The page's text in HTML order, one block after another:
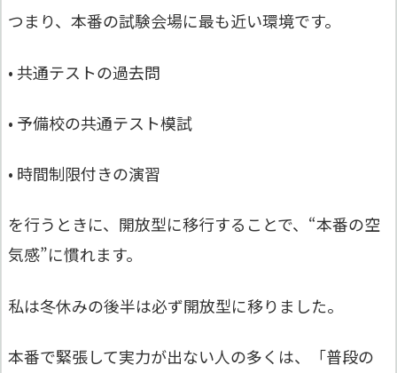
つまり、本番の試験会場に最も近い環境です。
• 共通テストの過去問
• 予備校の共通テスト模試
• 時間制限付きの演習
を行うときに、開放型に移行することで、“本番の空
気感”に慣れます。
私は冬休みの後半は必ず開放型に移りました。
本番で緊張して実力が出ない人の多くは、「普段の